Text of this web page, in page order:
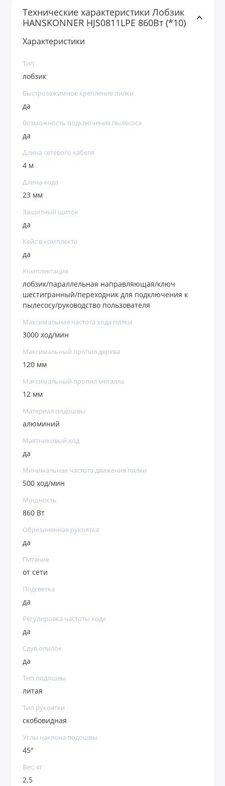
Технические характеристики Лобзик
HANSKONNER HJS0811LPE 860Вт (*10)
Характеристики
Тип
лобзик
Быстрозажимное крепление пилки
да
Возможность подключения пылесоса
да
Длина сетевого кабеля
4 м
Длина хода
23 мм
Защитный щиток
да
Кейс в комплекте
да
Комплектация
лобзик/параллельная направляющая/ключ
шестигранный/переходник для подключения к
пылесосу/руководство пользователя
Максимальная частота хода пилки
3000 ход/мин
Максимальный пропил дерева
120 мм
Максимальный пропил металла
12 мм
Материал подошвы
алюминий
Маятниковый ход
да
Минимальная частота движения пилки
500 ход/мин
Мощность
860 Вт
Обрезиненная рукоятка
да
Питание
от сети
Подсветка
да
Регулировка частоты хода
да
Сдув опилок
да
Тип подошвы
литая
Тип рукоятки
скобовидная
Углы наклона подошвы
45°
Вес, кг
2.5